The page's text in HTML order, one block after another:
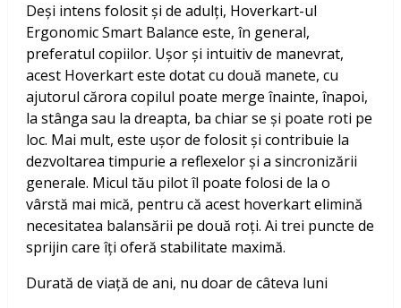
Deși intens folosit și de adulți, Hoverkart-ul
Ergonomic Smart Balance este, în general,
preferatul copiilor. Ușor și intuitiv de manevrat,
acest Hoverkart este dotat cu două manete, cu
ajutorul cărora copilul poate merge înainte, înapoi,
la stânga sau la dreapta, ba chiar se și poate roti pe
loc. Mai mult, este ușor de folosit și contribuie la
dezvoltarea timpurie a reflexelor și a sincronizării
generale. Micul tău pilot îl poate folosi de la o
vârstă mai mică, pentru că acest hoverkart elimină
necesitatea balansării pe două roți. Ai trei puncte de
sprijin care îți oferă stabilitate maximă.
Durată de viață de ani, nu doar de câteva luni